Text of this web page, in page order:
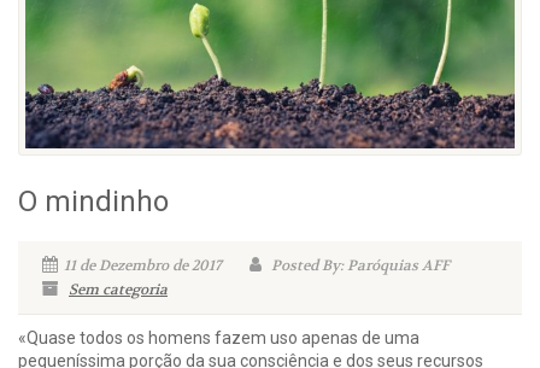
O mindinho
11 de Dezembro de 2017
Posted By: Paróquias AFF
Sem categoria
«Quase todos os homens fazem uso apenas de uma
pequeníssima porção da sua consciência e dos seus recursos